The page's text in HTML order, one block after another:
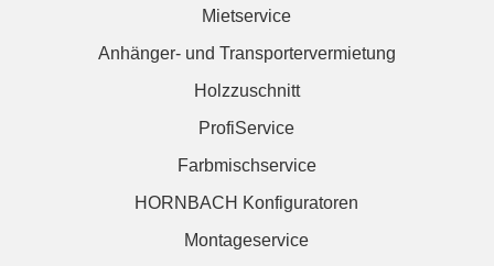
Mietservice
Anhänger- und Transportervermietung
Holzzuschnitt
ProfiService
Farbmischservice
HORNBACH Konfiguratoren
Montageservice